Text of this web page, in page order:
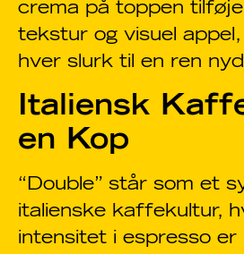
crema på toppen
tekstur og visuel
hver slurk til en ren
Italiensk
en Kop
“Double” står som et
italienske kaffekultur,
intensitet i espresso